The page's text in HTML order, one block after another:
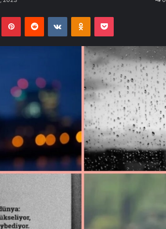
PinterestReddit VKontakteOdnoklassniki
Pocket